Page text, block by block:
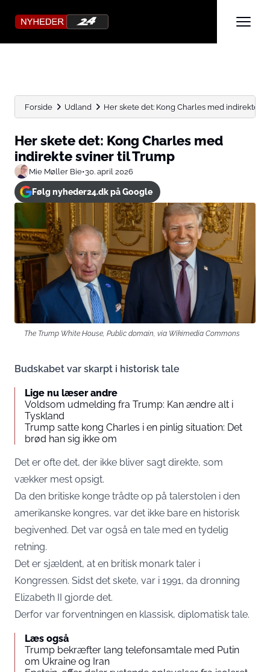
Forside Udland Her skete det: Kong Charles med indirekte
Her skete det: Kong Charles med
indirekte sviner til Trump
Mie Møller Bie•30. april 2026
Følg nyheder24.dk på Google
The Trump White House, Public domain, via Wikimedia Commons
Budskabet var skarpt i historisk tale
Lige nu læser andre
Voldsom udmelding fra Trump: Kan ændre alt i
Tyskland
Trump satte kong Charles i en pinlig situation: Det
brød han sig ikke om
Det er ofte det, der ikke bliver sagt direkte, som
vækker mest opsigt.
Da den britiske konge trådte op på talerstolen i den
amerikanske kongres, var det ikke bare en historisk
begivenhed. Det var også en tale med en tydelig
retning.
Det er sjældent, at en britisk monark taler i
Kongressen. Sidst det skete, var i 1991, da dronning
Elizabeth II gjorde det.
Derfor var forventningen en klassisk, diplomatisk tale.
Læs også
Trump bekræfter lang telefonsamtale med Putin
om Ukraine og Iran